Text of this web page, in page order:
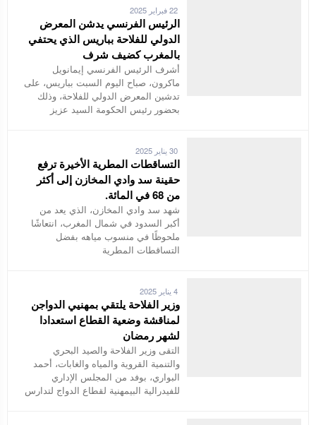
22 فبراير 2025
الرئيس الفرنسي يدشن المعرض
الدولي للفلاحة بباريس الذي يحتفي
بالمغرب كضيف شرف
أشرف الرئيس الفرنسي إيمانويل
ماكرون، صباح اليوم السبت بباريس، على
تدشين المعرض الدولي للفلاحة، وذلك
بحضور رئيس الحكومة السيد عزيز
30 يناير 2025
التساقطات المطرية الأخيرة ترفع
حقينة سد وادي المخازن إلى أكثر
من 68 في المائة.
شهد سد وادي المخازن، الذي يعد من
أكبر السدود في شمال المغرب، انتعاشًا
ملحوظًا في منسوب مياهه بفضل
التساقطات المطرية
4 يناير 2025
وزير الفلاحة يلتقي بمهنيي الدواجن
لمناقشة وضعية القطاع استعدادا
لشهر رمضان
التقى وزير الفلاحة والصيد البحري
والتنمية القروية والمياه والغابات، أحمد
البواري، بوفد من المجلس الإداري
للفيدرالية البيمهنية لقطاع الدواج لتدارس